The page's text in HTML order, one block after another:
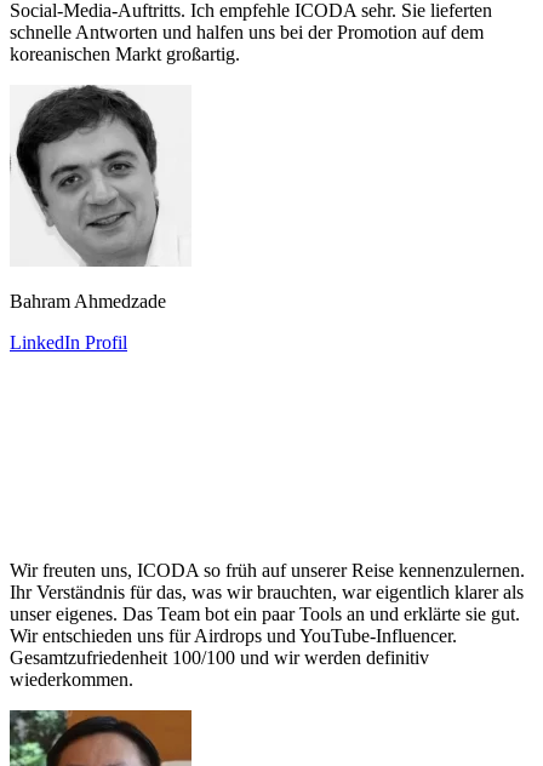
Social-Media-Auftritts. Ich empfehle ICODA sehr. Sie lieferten
schnelle Antworten und halfen uns bei der Promotion auf dem
koreanischen Markt großartig.
Bahram Ahmedzade
LinkedIn Profil
Wir freuten uns, ICODA so früh auf unserer Reise kennenzulernen.
Ihr Verständnis für das, was wir brauchten, war eigentlich klarer als
unser eigenes. Das Team bot ein paar Tools an und erklärte sie gut.
Wir entschieden uns für Airdrops und YouTube-Influencer.
Gesamtzufriedenheit 100/100 und wir werden definitiv
wiederkommen.